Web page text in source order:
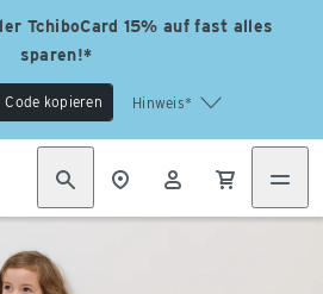
TchiboCard 15% auf fast alles
sparen!*
Code kopieren Hinweis*